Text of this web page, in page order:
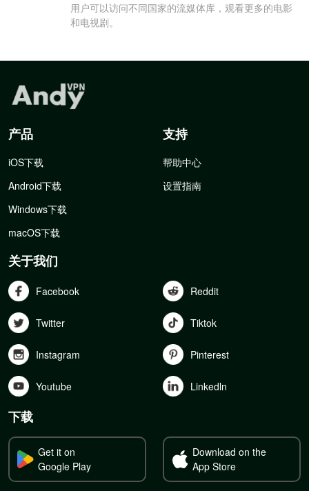
用户可以访问不同国家的流媒体库，观看更多的电影
和电视剧。
产品
iOS下载
Android下载
Windows下载
macOS下载
支持
帮助中心
设置指南
关于我们
Facebook Reddit
Twitter Tiktok
Instagram Pinterest
Youtube Linkedln
下载
Get it on
Google Play
Download on the
App Store